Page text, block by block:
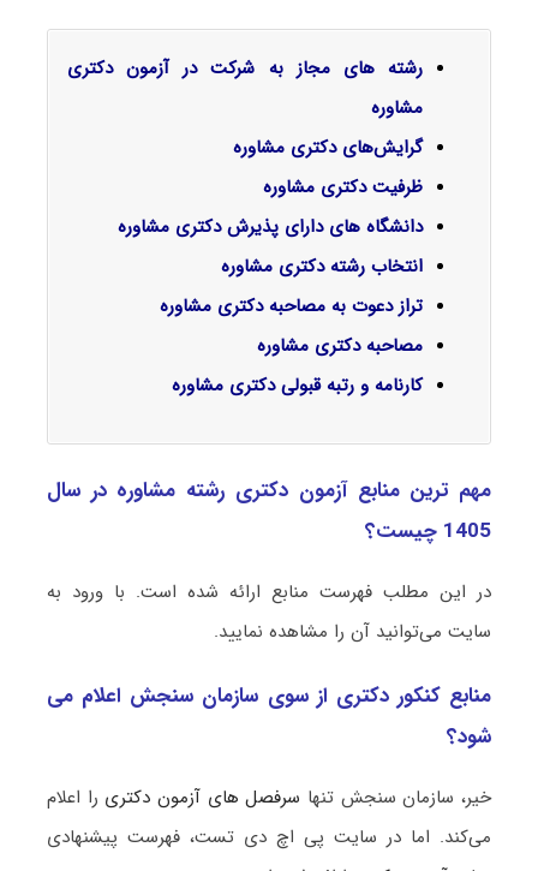
رشته های مجاز به شرکت در آزمون دکتری
مشاوره
گرایش‌های دکتری مشاوره
ظرفیت دکتری مشاوره
دانشگاه های دارای پذیرش دکتری مشاوره
انتخاب رشته دکتری مشاوره
تراز دعوت به مصاحبه دکتری مشاوره
مصاحبه دکتری مشاوره
کارنامه و رتبه قبولی دکتری مشاوره
مهم ترین منابع آزمون دکتری رشته مشاوره در سال
1405 چیست؟
در این مطلب فهرست منابع ارائه شده است. با ورود به
سایت می‌توانید آن را مشاهده نمایید.
منابع کنکور دکتری از سوی سازمان سنجش اعلام می
شود؟
خیر، سازمان سنجش تنها سرفصل های آزمون دکتری را اعلام
می‌کند. اما در سایت پی اچ دی تست، فهرست پیشنهادی